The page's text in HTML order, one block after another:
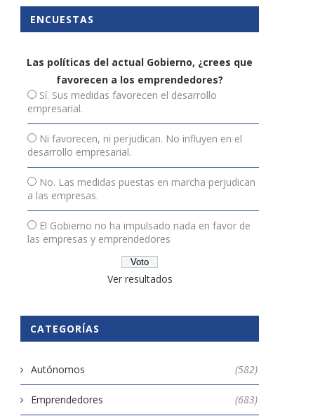
ENCUESTAS
Las políticas del actual Gobierno, ¿crees que
favorecen a los emprendedores?
Sí. Sus medidas favorecen el desarrollo
empresarial.
Ni favorecen, ni perjudican. No influyen en el
desarrollo empresarial.
No. Las medidas puestas en marcha perjudican
a las empresas.
El Gobierno no ha impulsado nada en favor de
las empresas y emprendedores
Ver resultados
CATEGORÍAS
Autónomos (582)
Emprendedores (683)